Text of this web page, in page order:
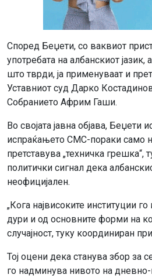
Според Беџети, со ваквиот
употребата на албанскиот јазик,
што тврди, ја применуваат и
Уставниот суд Дарко
Собранието Африм Гаши.
Во својата јавна објава, Беџети
испраќањето СМС-пораки само
претставува „техничка грешка“,
политички сигнал дека
неофицијален.
„Кога највисоките институции го
дури и од основните форми на
случајност, туку координиран
Тој оцени дека станува збор за
го надминува нивото на